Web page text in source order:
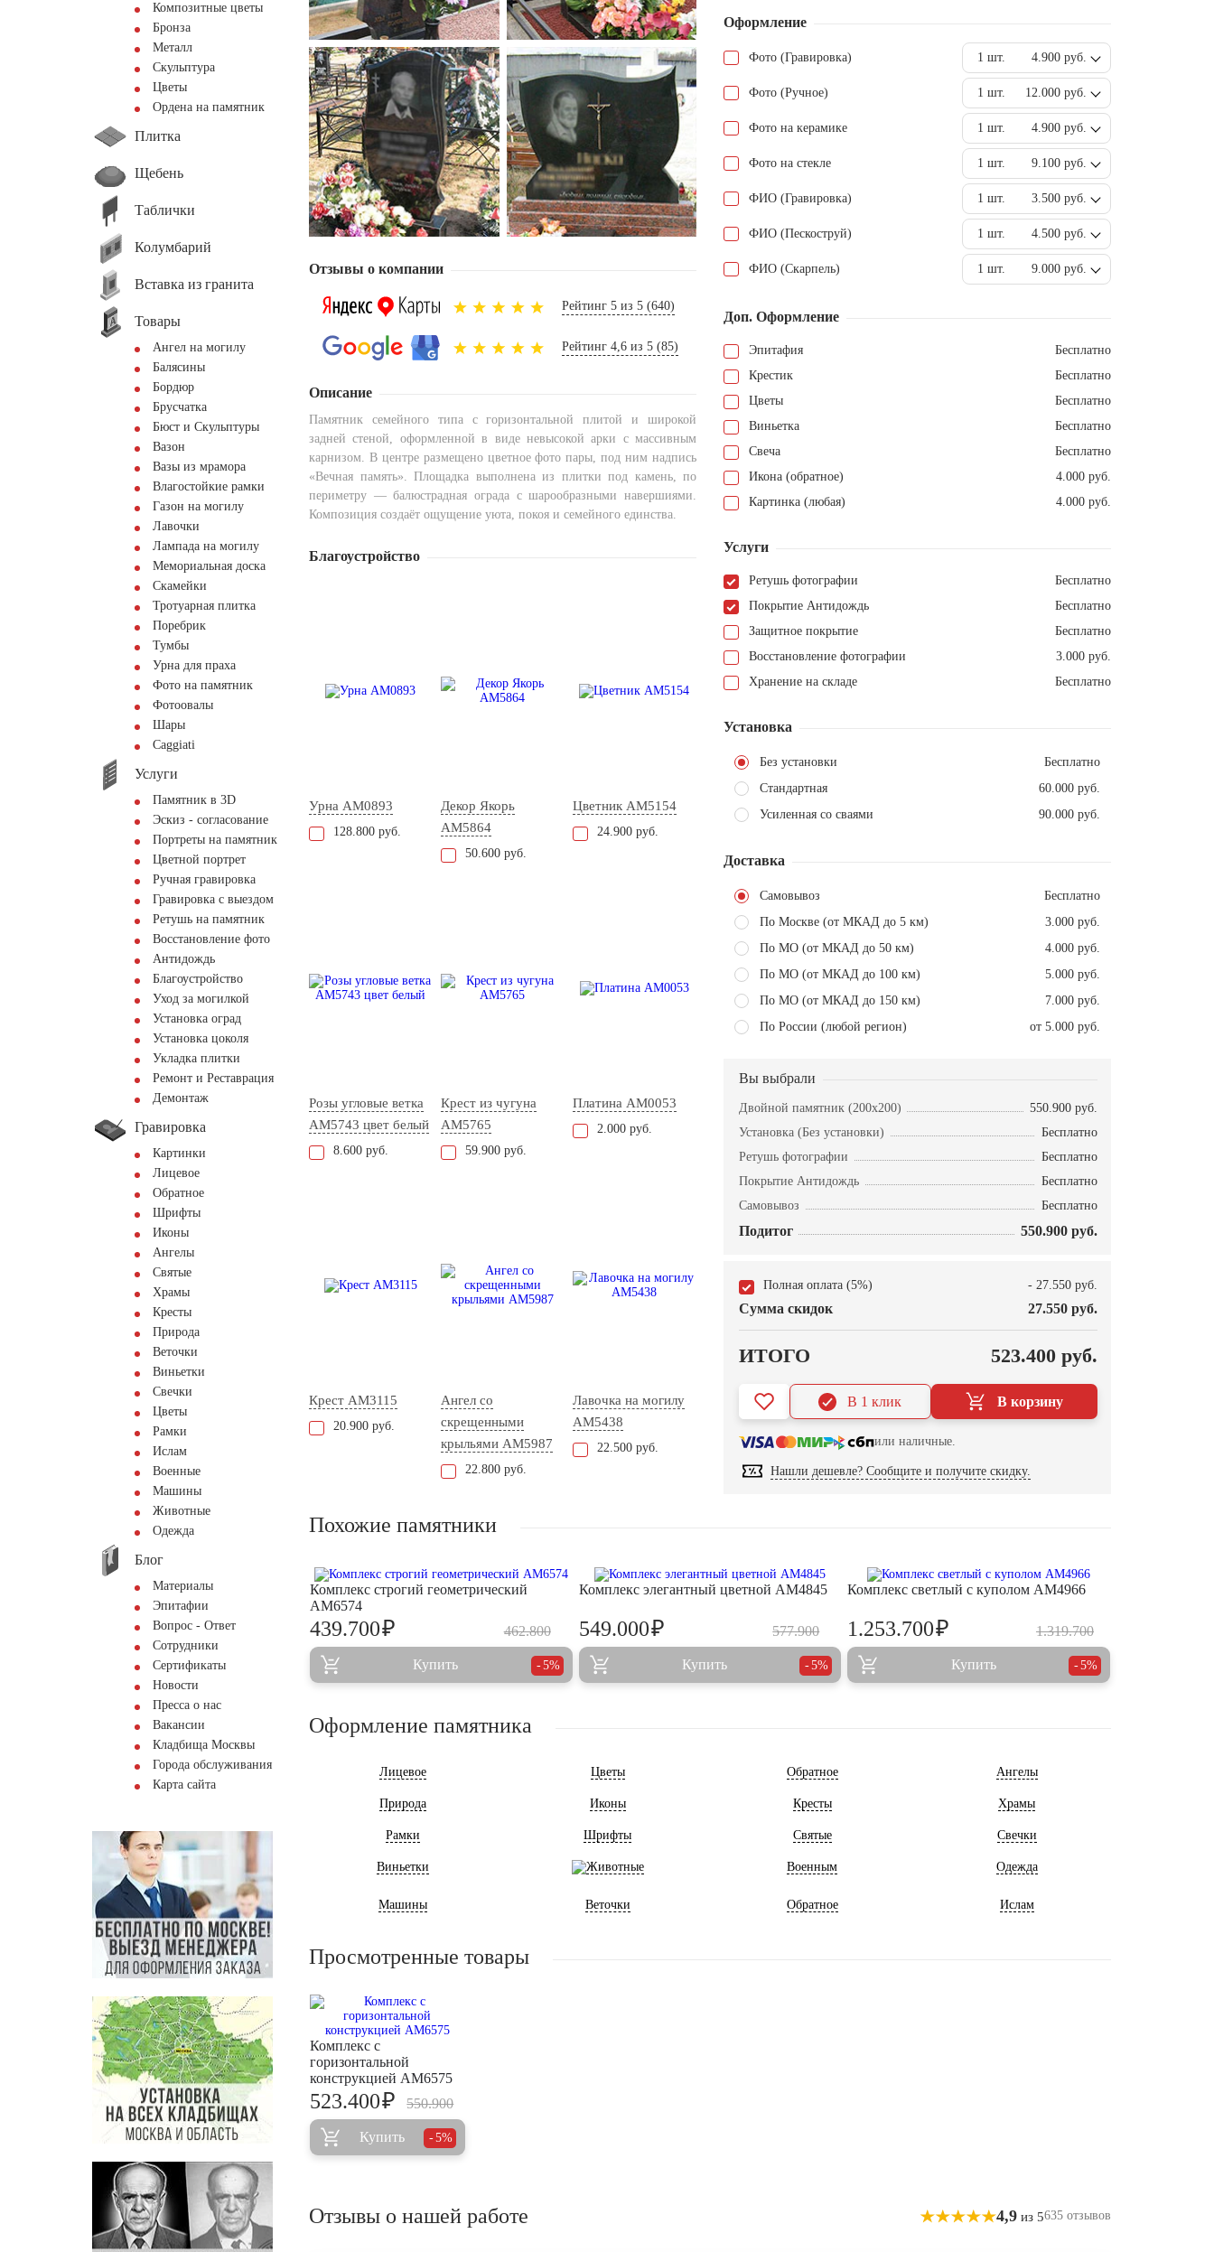
Композитные цветы
Бронза
Металл
Скульптура
Цветы
Ордена на памятник
Плитка
Щебень
Таблички
Колумбарий
Вставка из гранита
Товары
Ангел на могилу
Балясины
Бордюр
Брусчатка
Бюст и Скульптуры
Вазон
Вазы из мрамора
Влагостойкие рамки
Газон на могилу
Лавочки
Лампада на могилу
Мемориальная доска
Скамейки
Тротуарная плитка
Поребрик
Тумбы
Урна для праха
Фото на памятник
Фотоовалы
Шары
Сaggiati
Услуги
Памятник в 3D
Эскиз - согласование
Портреты на памятник
Цветной портрет
Ручная гравировка
Гравировка с выездом
Ретушь на памятник
Восстановление фото
Антидождь
Благоустройство
Уход за могилкой
Установка оград
Установка цоколя
Укладка плитки
Ремонт и Реставрация
Демонтаж
Гравировка
Картинки
Лицевое
Обратное
Шрифты
Иконы
Ангелы
Святые
Храмы
Кресты
Природа
Веточки
Виньетки
Свечки
Цветы
Рамки
Ислам
Военные
Машины
Животные
Одежда
Блог
Материалы
Эпитафии
Вопрос - Ответ
Сотрудники
Сертификаты
Новости
Пресса о нас
Вакансии
Кладбища Москвы
Города обслуживания
Карта сайта
Отзывы о компании
Рейтинг 5 из 5 (640)
Рейтинг 4,6 из 5 (85)
Описание
Памятник семейного типа с горизонтальной плитой и широкой
задней стеной, оформленной в виде невысокой арки с массивным
карнизом. В центре размещено цветное фото пары, под ним надпись
«Вечная память». Площадка выполнена из плитки под камень, по
периметру — балюстрадная ограда с шарообразными навершиями.
Композиция создаёт ощущение уюта, покоя и семейного единства.
Благоустройство
Урна AM0893
128.800 руб.
Декор Якорь
AM5864
50.600 руб.
Цветник AM5154
24.900 руб.
Розы угловые ветка
AM5743 цвет белый
8.600 руб.
Крест из чугуна
AM5765
59.900 руб.
Платина AM0053
2.000 руб.
Крест AM3115
20.900 руб.
Ангел со
скрещенными
крыльями AM5987
22.800 руб.
Лавочка на могилу
AM5438
22.500 руб.
Оформление
Фото (Гравировка) 1 шт. 4.900 руб.
Фото (Ручное) 1 шт. 12.000 руб.
Фото на керамике 1 шт. 4.900 руб.
Фото на стекле 1 шт. 9.100 руб.
ФИО (Гравировка) 1 шт. 3.500 руб.
ФИО (Пескоструй) 1 шт. 4.500 руб.
ФИО (Скарпель) 1 шт. 9.000 руб.
Доп. Оформление
Эпитафия
Бесплатно
Крестик
Бесплатно
Цветы
Бесплатно
Виньетка
Бесплатно
Свеча
Бесплатно
Икона (обратное)
4.000 руб.
Картинка (любая)
4.000 руб.
Услуги
Ретушь фотографии
Бесплатно
Покрытие Антидождь
Бесплатно
Защитное покрытие
Бесплатно
Восстановление фотографии
3.000 руб.
Хранение на складе
Бесплатно
Установка
Без установки
Бесплатно
Стандартная
60.000 руб.
Усиленная со сваями
90.000 руб.
Доставка
Самовывоз
Бесплатно
По Москве (от МКАД до 5 км)
3.000 руб.
По МО (от МКАД до 50 км)
4.000 руб.
По МО (от МКАД до 100 км)
5.000 руб.
По МО (от МКАД до 150 км)
7.000 руб.
По России (любой регион)
от 5.000 руб.
Вы выбрали
Двойной памятник (200х200)
550.900 руб.
Установка (Без установки)
Бесплатно
Ретушь фотографии
Бесплатно
Покрытие Антидождь
Бесплатно
Самовывоз
Бесплатно
Подитог 550.900 руб.
Полная оплата (5%) - 27.550 руб.
Сумма скидок 27.550 руб.
ИТОГО 523.400 руб.
В корзину
В 1 клик
или наличные.
Нашли дешевле? Сообщите и получите скидку.
Похожие памятники
Комплекс строгий геометрический
AM6574
462.800
439.700₽
Купить 5%
Комплекс элегантный цветной AM4845
577.900
549.000₽
Купить 5%
Комплекс светлый с куполом AM4966
1.319.700
1.253.700₽
Купить 5%
Оформление памятника
Лицевое Цветы Обратное Ангелы
Природа Иконы Кресты Храмы
Рамки Шрифты Святые Свечки
Виньетки Животные Военным Одежда
Машины Веточки Обратное Ислам
Просмотренные товары
Комплекс с
горизонтальной
конструкцией AM6575
550.900
523.400₽
Купить 5%
Отзывы о нашей работе 4,9 из 5635 отзывов